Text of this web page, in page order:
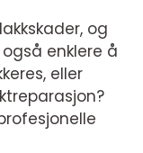
og
enklere å
eller